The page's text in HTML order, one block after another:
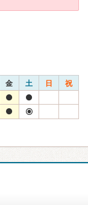
金 土 日 祝